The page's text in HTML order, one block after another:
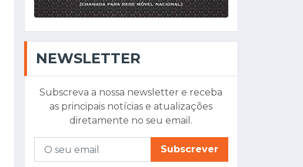
NEWSLETTER
Subscreva a nossa newsletter e receba
as principais notícias e atualizações
diretamente no seu email.
Subscrever